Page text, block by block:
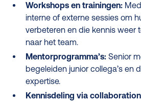
Workshops en trainingen:
interne of externe sessies om
verbeteren en die kennis weer
naar het team.
Mentorprogramma’s: Senior
begeleiden junior collega’s en
expertise.
Kennisdeling via